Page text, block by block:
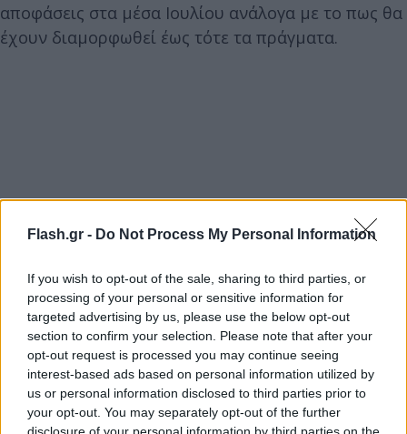
Flash.gr - Do Not Process My Personal Information
If you wish to opt-out of the sale, sharing to third parties, or
processing of your personal or sensitive information for
targeted advertising by us, please use the below opt-out
section to confirm your selection. Please note that after your
opt-out request is processed you may continue seeing
interest-based ads based on personal information utilized by
us or personal information disclosed to third parties prior to
your opt-out. You may separately opt-out of the further
disclosure of your personal information by third parties on the
αποφάσεις στα μέσα Ιουλίου ανάλογα με το πως θα
έχουν διαμορφωθεί έως τότε τα πράγματα.